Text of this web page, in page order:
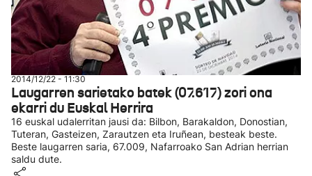
2014/12/22 - 11:30
Laugarren sarietako batek (07.617) zori ona
ekarri du Euskal Herrira
16 euskal udalerritan jausi da: Bilbon, Barakaldon, Donostian,
Tuteran, Gasteizen, Zarautzen eta Iruñean, besteak beste.
Beste laugarren saria, 67.009, Nafarroako San Adrian herrian
saldu dute.